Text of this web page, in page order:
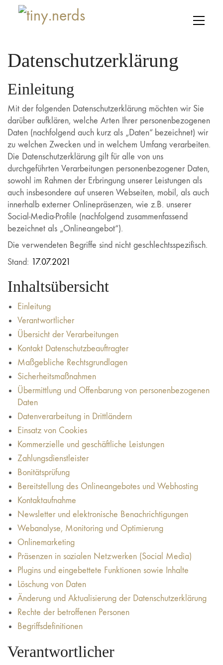
Datenschutzerklärung
Einleitung
Mit der folgenden Datenschutzerklärung möchten wir Sie
darüber aufklären, welche Arten Ihrer personenbezogenen
Daten (nachfolgend auch kurz als „Daten“ bezeichnet) wir
zu welchen Zwecken und in welchem Umfang verarbeiten.
Die Datenschutzerklärung gilt für alle von uns
durchgeführten Verarbeitungen personenbezogener Daten,
sowohl im Rahmen der Erbringung unserer Leistungen als
auch insbesondere auf unseren Webseiten, mobil, als auch
innerhalb externer Onlinepräsenzen, wie z.B. unserer
Social-Media-Profile (nachfolgend zusammenfassend
bezeichnet als „Onlineangebot“).
Die verwendeten Begriffe sind nicht geschlechtsspezifisch.
Stand: 17.07.2021
Inhaltsübersicht
Einleitung
Verantwortlicher
Übersicht der Verarbeitungen
Kontakt Datenschutzbeauftragter
Maßgebliche Rechtsgrundlagen
Sicherheitsmaßnahmen
Übermittlung und Offenbarung von personenbezogenen
Daten
Datenverarbeitung in Drittländern
Einsatz von Cookies
Kommerzielle und geschäftliche Leistungen
Zahlungsdienstleister
Bonitätsprüfung
Bereitstellung des Onlineangebotes und Webhosting
Kontaktaufnahme
Newsletter und elektronische Benachrichtigungen
Webanalyse, Monitoring und Optimierung
Onlinemarketing
Präsenzen in sozialen Netzwerken (Social Media)
Plugins und eingebettete Funktionen sowie Inhalte
Löschung von Daten
Änderung und Aktualisierung der Datenschutzerklärung
Rechte der betroffenen Personen
Begriffsdefinitionen
Verantwortlicher